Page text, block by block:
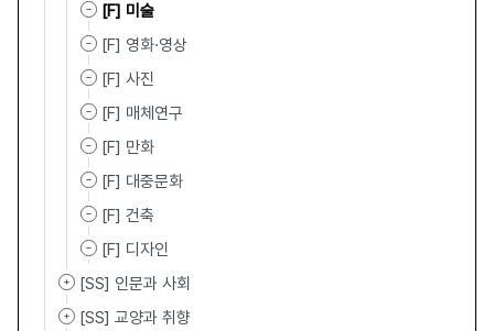
[F] 미술
[F] 영화·영상
[F] 사진
[F] 매체연구
[F] 만화
[F] 대중문화
[F] 건축
[F] 디자인
[SS] 인문과 사회
[SS] 교양과 취향